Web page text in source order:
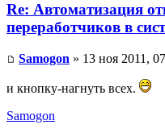
Re: Автоматизация
переработчиков в
Samogon » 13 ноя 2011,
и кнопку-нагнуть всех.
Samogon